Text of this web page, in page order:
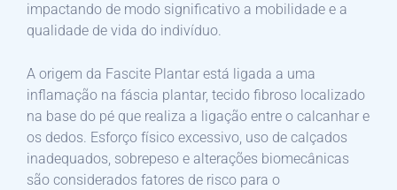
impactando de modo significativo a mobilidade e a
qualidade de vida do indivíduo.
A origem da Fascite Plantar está ligada a uma
inflamação na fáscia plantar, tecido fibroso localizado
na base do pé que realiza a ligação entre o calcanhar e
os dedos. Esforço físico excessivo, uso de calçados
inadequados, sobrepeso e alterações biomecânicas
são considerados fatores de risco para o